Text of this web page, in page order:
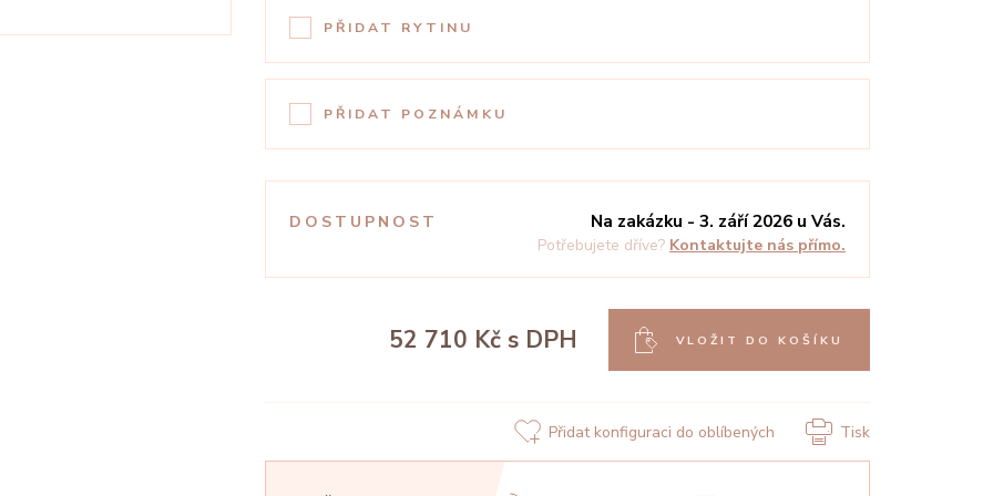
PŘIDAT RYTINU
PŘIDAT POZNÁMKU
DOSTUPNOST Na zakázku - 3. září 2026 u Vás.
Potřebujete dříve? Kontaktujte nás přímo.
52 710 Kč s DPH VLOŽIT DO KOŠÍKU
Přidat konfiguraci do oblíbených Tisk